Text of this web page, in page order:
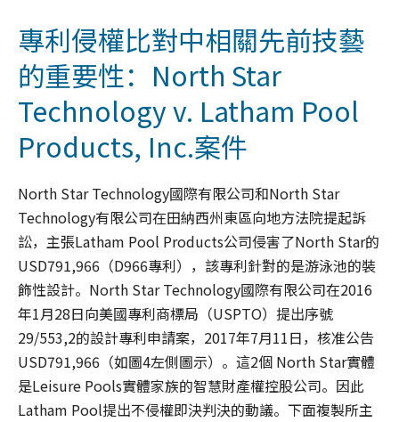
專利侵權比對中相關先前技藝
的重要性：North Star
Technology v. Latham Pool
Products, Inc.案件
North Star Technology國際有限公司和North Star
Technology有限公司在田納西州東區向地方法院提起訴
訟，主張Latham Pool Products公司侵害了North Star的
USD791,966（D966專利），該專利針對的是游泳池的裝
飾性設計。North Star Technology國際有限公司在2016
年1月28日向美國專利商標局（USPTO）提出序號
29/553,2的設計專利申請案，2017年7月11日，核准公告
USD791,966（如圖4左側圖示）。這2個 North Star實體
是Leisure Pools實體家族的智慧財產權控股公司。因此
Latham Pool提出不侵權即決判決的動議。下面複製所主